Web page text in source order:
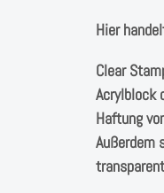
Hier
Clear
Acrylblock
Haftung
Außerdem